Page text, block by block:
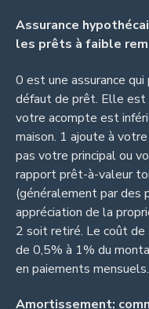
Assurance
les prêts à faible
0 est une assurance
défaut de prêt. Elle est
votre acompte est
maison. 1 ajoute à
pas votre principal ou
rapport prêt-à-valeur
(généralement par des
appréciation de la
2 soit retiré. Le coût de
de 0,5% à 1% du
en paiements mensuels.
Amortissement: